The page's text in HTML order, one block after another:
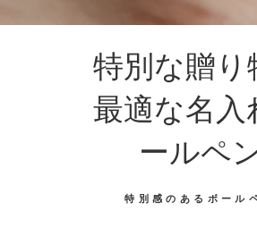
特別な贈り
最適な名入
ールペ
特別感のあるボール